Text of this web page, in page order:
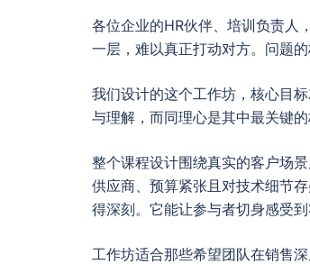
各位企业的HR伙伴、培训负责人
一层，难以真正打动对方。问题
我们设计的这个工作坊，核心目
与理解，而同理心是其中最关键
整个课程设计围绕真实的客户场
供应商、预算紧张且对技术细节
得深刻。它能让参与者切身感受
工作坊适合那些希望团队在销售